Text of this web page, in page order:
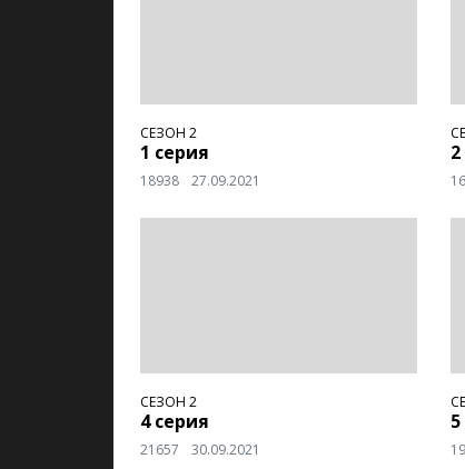
СЕЗОН 2
1 серия
18938 27.09.2021
СЕЗОН 2
4 серия
21657 30.09.2021